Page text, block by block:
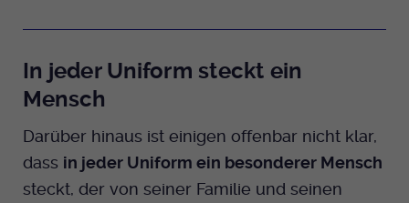
In jeder Uniform steckt ein
Mensch
Darüber hinaus ist einigen offenbar nicht klar,
dass in jeder Uniform ein besonderer Mensch
steckt, der von seiner Familie und seinen